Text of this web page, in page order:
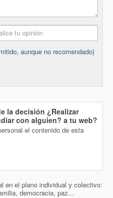
aunque no recomendado)
la decisión ¿Realizar
con alguien? a tu web?
el contenido de esta
en el plano individual y colectivo:
democracia, paz...